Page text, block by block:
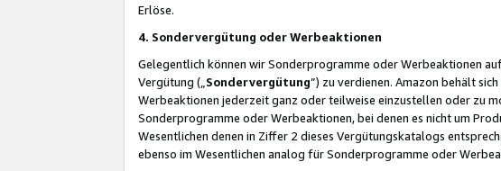
Erlöse.
4. Sondervergütung oder Werbeaktionen
Gelegentlich können wir Sonderprogramme oder Werbeaktionen
Vergütung („ Sondervergütung”) zu verdienen. Amazon behält
Werbeaktionen jederzeit ganz oder teilweise einzustellen oder zu
Sonderprogramme oder Werbeaktionen, bei denen es nicht um
Wesentlichen denen in Ziffer 2 dieses Vergütungskatalogs
ebenso im Wesentlichen analog für Sonderprogramme oder